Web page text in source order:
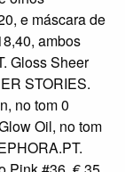
e máscara de
ambos
Gloss Sheer
STORIES.
no tom 0
Oil, no tom